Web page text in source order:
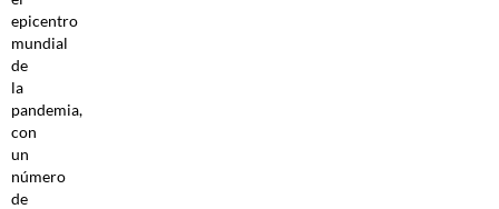
epicentro
mundial
de
la
pandemia,
con
un
número
de